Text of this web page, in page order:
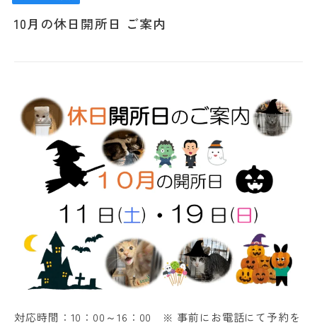
10月の休日開所日 ご案内
対応時間：10：00～16：00 ※ 事前にお電話にて予約を